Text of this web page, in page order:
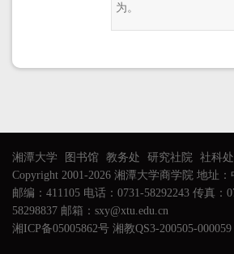
为。
湘潭大学 图书馆 教务处 研究社院 社科处
Copyright 2001-2026 湘潭大学商学院 地址
邮编：411105 电话：0731-58292243 传真：
58298837 邮箱：sxy@xtu.edu.cn
湘ICP备05005862号 湘教QS3-200505-000059